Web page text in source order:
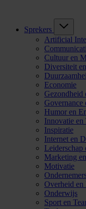
Sprekers
Artificial
Cultuur en
Diversiteit
Economie
Gezondheid
Governance
Humor en
Innovatie en
Inspiratie
Internet en
Marketing
Motivatie
Overheid en
Onderwijs
Sport en